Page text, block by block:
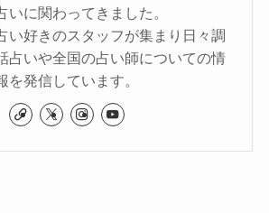
いに関わってきました。
い好きのスタッフが集まり日々調
占いや全国の占い師についての情
を発信しています。